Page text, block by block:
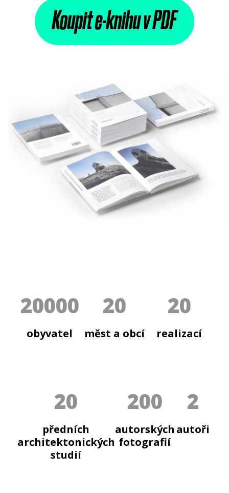
Koupit e-knihu v PDF
20000
obyvatel
20
měst a obcí
20
realizací
20
předních
architektonických
studií
200
autorských
fotografií
2
autoři